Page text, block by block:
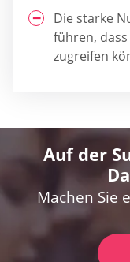
Die starke
führen,
zugreifen
Auf der
Machen Sie